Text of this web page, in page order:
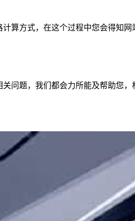
算方式，在这个过程中您会得知
问题，我们都会力所能及帮助您